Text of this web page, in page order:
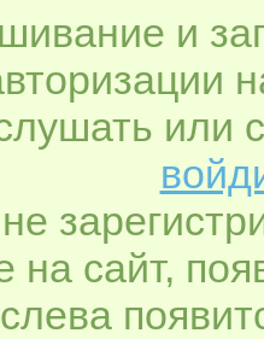
и
или
на сайт,
слева